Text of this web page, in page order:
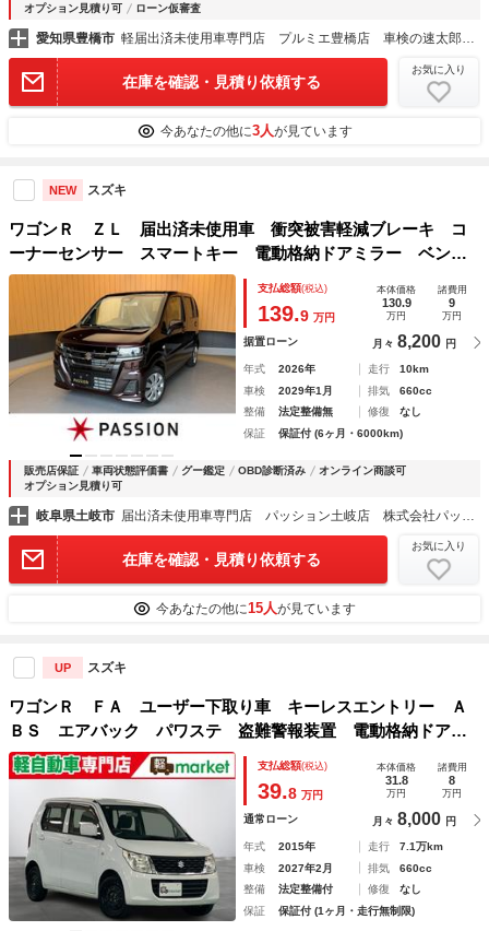
オプション見積り可
ローン仮審査
愛知県豊橋市 軽届出済未使用車専門店 プルミエ豊橋店 車検の速太郎豊橋店
在庫を確認・見積り依頼する
お気に入り
今あなたの他に3人が見ています
NEW スズキ
ワゴンＲ ＺＬ 届出済未使用車 衝突被害軽減ブレーキ コ
ーナーセンサー スマートキー 電動格納ドアミラー ベンチ
シート シートヒーター 横滑り防止機能 セキュリティアラ
ーム オートエアコン パワーウインドウ
支払総額(税込)
139.9 万円
本体価格
130.9
万円
諸費用
9
万円
据置ローン 月々 8,200 円
年式 2026年 走行
10km
車検
2029年1月 排気
660cc
整備
法定整備無 修復
なし
保証
保証付 (6ヶ月・6000km)
販売店保証 車両状態評価書 グー鑑定 OBD診断済み
オンライン商談可
オプション見積り可
岐阜県土岐市
在庫を確認・見積り依頼する
お気に入り
今あなたの他に15人が見ています
UP スズキ
ワゴンＲ ＦＡ ユーザー下取り車 キーレスエントリー Ａ
ＢＳ エアバック パワステ 盗難警報装置 電動格納ドアミ
ラー ベンチシート フルフラット ＣＤオーディオ ＥＴＣ
付き
支払総額(税込)
39.8 万円
本体価格
31.8
万円
諸費用
8
万円
通常ローン 月々 8,000 円
年式 2015年 走行
7.1万km
車検
2027年2月 排気
660cc
整備
法定整備付 修復
なし
保証
保証付 (1ヶ月・走行無制限)